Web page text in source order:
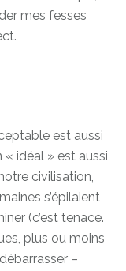
mes fesses
est aussi
« idéal » est aussi
civilisation,
s’épilaient
(c’est tenace.
plus ou moins
–